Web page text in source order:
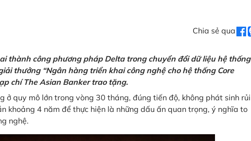
Chia sẻ qua
thành công phương pháp Delta trong chuyển đổi dữ liệu hệ thống
thưởng “Ngân hàng triển khai công nghệ cho hệ thống Core
chí The Asian Banker trao tặng.
ở quy mô lớn trong vòng 30 tháng, đúng tiến độ, không phát sinh rủi
khoảng 4 năm để thực hiện là những dấu ấn quan trọng, ý nghĩa to
nghệ.